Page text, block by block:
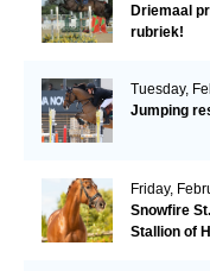
Driemaal
rubriek!
Tuesday,
Jumping
Friday,
Snowfire
Stallion of